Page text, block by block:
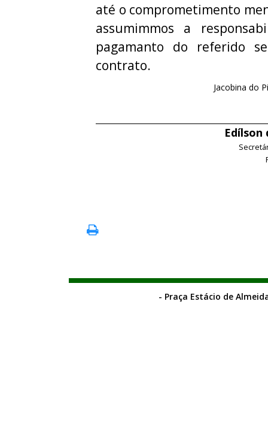
até o comprometimento
assumimmos a
pagamanto do referido
contrato.
Jacobina do
Edílson
- Praça Estácio de